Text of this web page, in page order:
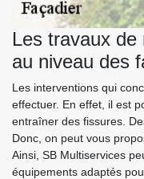
Les travaux
au niveau des
Les interventions qui
effectuer. En effet, il est
entraîner des fissures.
Donc, on peut vous
Ainsi, SB Multiservices
équipements adaptés